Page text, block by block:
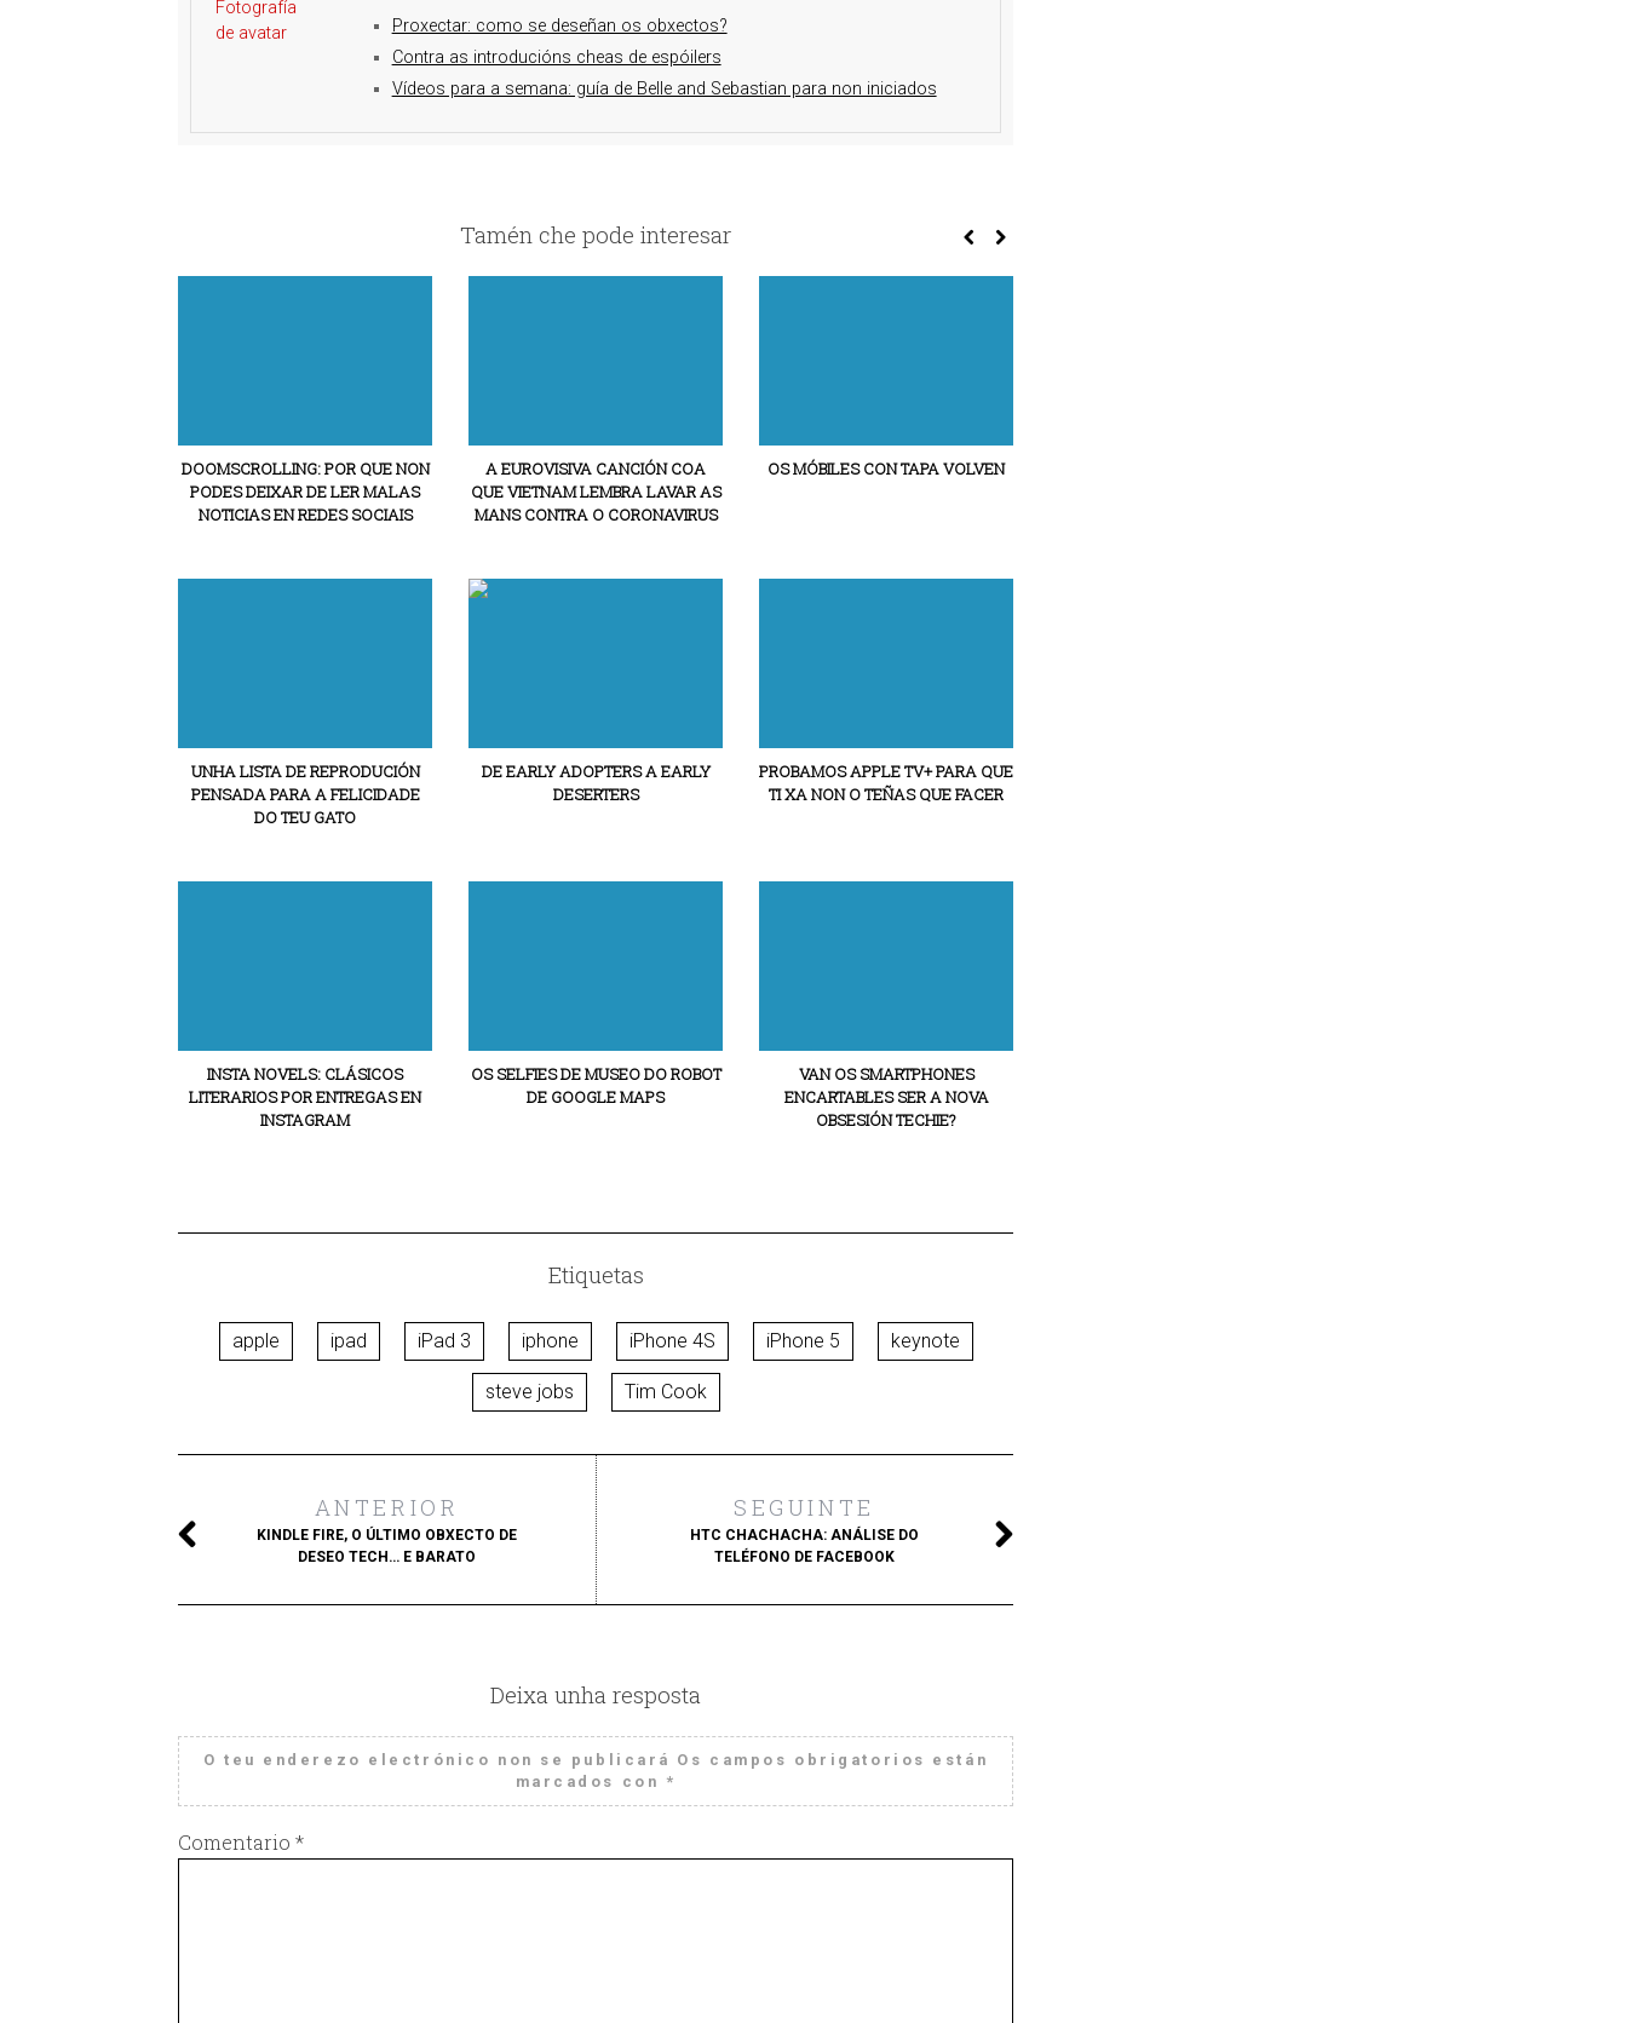
Proxectar: como se deseñan os obxectos?
Contra as introducións cheas de espóilers
Vídeos para a semana: guía de Belle and Sebastian para non iniciados
Tamén che pode interesar
DOOMSCROLLING: POR QUE NON
PODES DEIXAR DE LER MALAS
NOTICIAS EN REDES SOCIAIS
A EUROVISIVA CANCIÓN COA
QUE VIETNAM LEMBRA LAVAR AS
MANS CONTRA O CORONAVIRUS
OS MÓBILES CON TAPA VOLVEN
UNHA LISTA DE REPRODUCIÓN
PENSADA PARA A FELICIDADE
DO TEU GATO
DE EARLY ADOPTERS A EARLY
DESERTERS
PROBAMOS APPLE TV+ PARA QUE
TI XA NON O TEÑAS QUE FACER
INSTA NOVELS: CLÁSICOS
LITERARIOS POR ENTREGAS EN
INSTAGRAM
OS SELFIES DE MUSEO DO ROBOT
DE GOOGLE MAPS
VAN OS SMARTPHONES
ENCARTABLES SER A NOVA
OBSESIÓN TECHIE?
Etiquetas
apple ipad iPad 3 iphone iPhone 4S iPhone 5 keynote
steve jobs Tim Cook
ANTERIOR
KINDLE FIRE, O ÚLTIMO OBXECTO DE
DESEO TECH… E BARATO
SEGUINTE
HTC CHACHACHA: ANÁLISE DO
TELÉFONO DE FACEBOOK
Deixa unha resposta
O teu enderezo electrónico non se publicará Os campos obrigatorios están
marcados con *
Comentario *